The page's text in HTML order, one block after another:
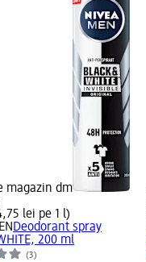
magazin dm
lei pe 1 l)
Deodorant spray
200 ml
(3)